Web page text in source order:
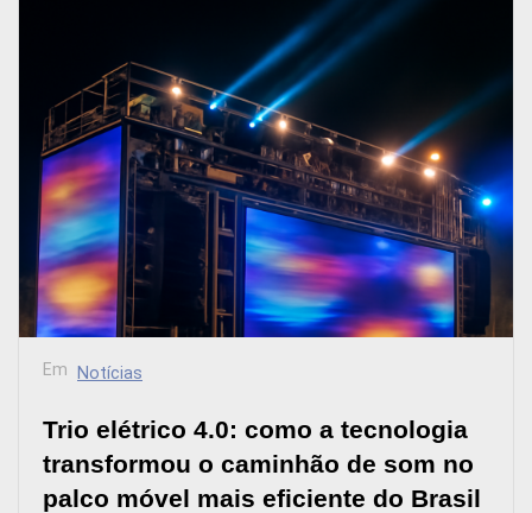
Em Notícias
Trio elétrico 4.0: como a tecnologia
transformou o caminhão de som no
palco móvel mais eficiente do Brasil